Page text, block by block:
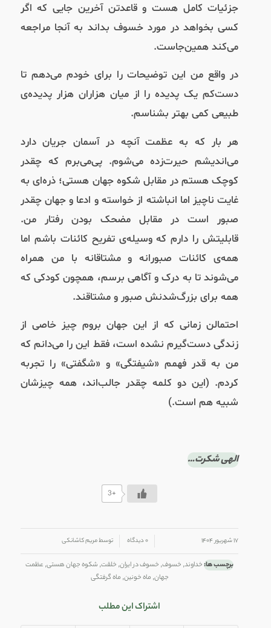
جزئیات کامل هست و قاعدتن آخرین جایی که اگر
کسی بخواهد در مورد خسوف بداند به آنجا مراجعه
می‌کند همین‌جاست.
در واقع من این توضیحات را برای خودم می‌دهم تا
دست‌کم یک پدیده را از میان هزاران هزار پدیده‌ی
طبیعی کمی بهتر بشناسم.
هر بار که به عظمت آنچه در آسمان جریان دارد
می‌اندیشم حیرت‌زده می‌شوم. پی‌می‌برم که چقدر
کوچک هستم در مقابل شکوه جهان هستی؛ ذره‌ای به
غایت ناچیز اما انباشته از خواسته و ادعا و جهان چقدر
صبور است در مقابل مضحک بودن رفتار من.
قابلیتش را دارم که وسیله‌ی تفریح کائنات باشم اما
همه‌ی کائنات صبورانه و مشتاقانه با من همراه
می‌شوند تا به درک و آگاهی برسم، همچون کودکی که
همه برای بزرگ‌شدنش صبور و مشتاقند.
احتمالن زمانی که از این جهان بروم چیز خاصی از
زندگی دست‌گیرم نشده است، فقط این را می‌دانم که
من به قدر فهمم «شیفتگی» و «شگفتی» را تجربه
کردم. (این دو کلمه چقدر جالب‌اند، همه‌ چیزشان
شبیه هم است.)
الهی شکرت…
+3
۱۷ شهریور ۱۴۰۴ ۰ دیدگاه توسطمریم کاشانکی
برچسب ها:خداوند, خسوف, خسوف در ایران, خلقت, شکوه جهان هستی, عظمت
جهان, ماه خونین, ماه گرفتگی
اشتراک این مطلب